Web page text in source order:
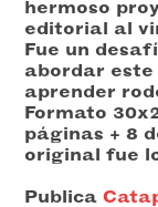
hermoso
editorial al
Fue un
abordar
aprender
Formato
páginas + 8
original fue
Publica